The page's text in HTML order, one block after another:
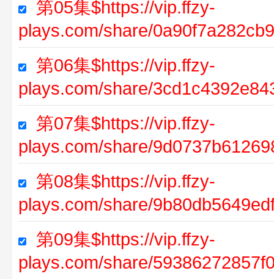
第05集$https://vip.ffzy-
plays.com/share/
第06集$https://vip.ffzy-
plays.com/share/
第07集$https://vip.ffzy-
plays.com/share/
第08集$https://vip.ffzy-
plays.com/share/
第09集$https://vip.ffzy-
plays.com/share/